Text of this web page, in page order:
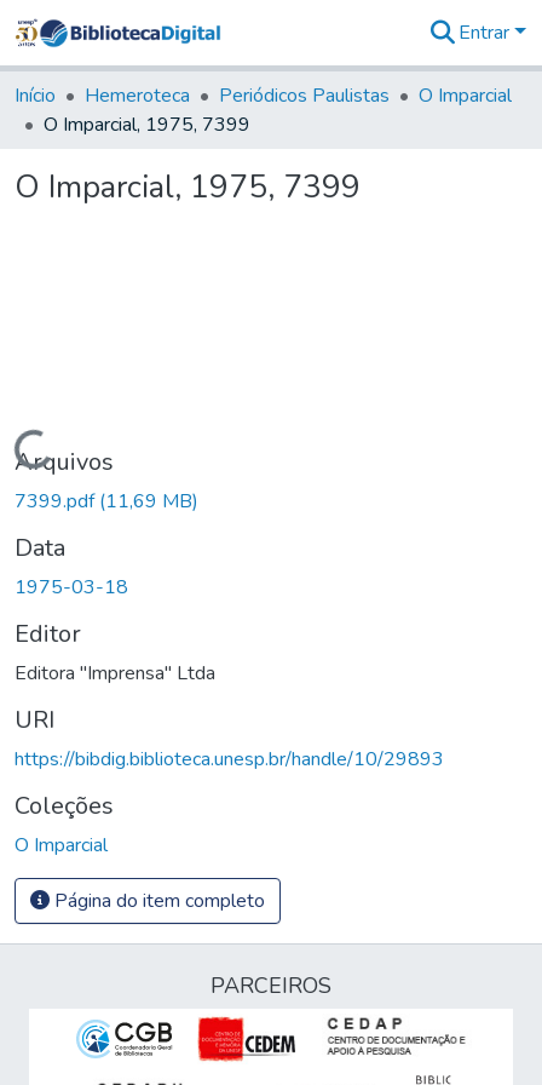
&
Coleções
Tudo na
Digital
Entrar
Início Hemeroteca Periódicos Paulistas
O Imparcial
O Imparcial, 1975, 7399
O Imparcial, 1975, 7399
Carregando...
Arquivos
7399.pdf(11,69 MB)
Data
1975-03-18
Editor
Editora "Imprensa" Ltda
URI
https://bibdig.biblioteca.unesp.br/handle/10/29893
Coleções
O Imparcial
Página do item completo
PARCEIROS